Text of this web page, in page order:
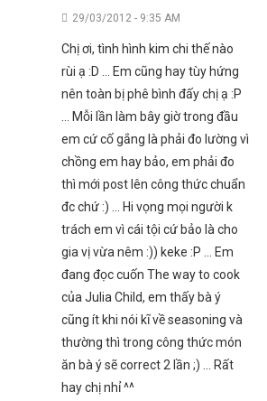
29/03/2012 - 9:35 AM
Chị ơi, tình hình kim chi thế nào
rùi ạ :D … Em cũng hay tùy hứng
nên toàn bị phê bình đấy chị ạ :P
… Mỗi lần làm bây giờ trong đầu
em cứ cố gắng là phải đo lường vì
chồng em hay bảo, em phải đo
thì mới post lên công thức chuẩn
đc chứ :) … Hi vọng mọi người k
trách em vì cái tội cứ bảo là cho
gia vị vừa nêm :)) keke :P … Em
đang đọc cuốn The way to cook
của Julia Child, em thấy bà ý
cũng ít khi nói kĩ về seasoning và
thường thì trong công thức món
ăn bà ý sẽ correct 2 lần ;) … Rất
hay chị nhỉ ^^